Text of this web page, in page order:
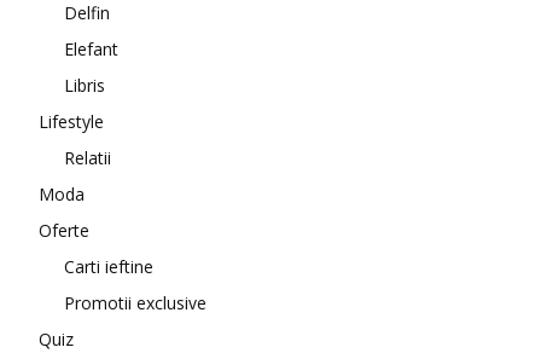
Delfin
Elefant
Libris
Lifestyle
Relatii
Moda
Oferte
Carti ieftine
Promotii exclusive
Quiz